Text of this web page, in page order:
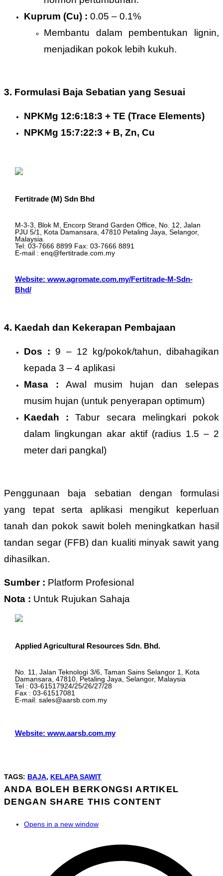
Kuprum (Cu) : 0.05 – 0.1%
Membantu dalam pembentukan lignin,
menjadikan pokok lebih kukuh.
3. Formulasi Baja Sebatian yang Sesuai
NPKMg 12:6:18:3 + TE (Trace Elements)
NPKMg 15:7:22:3 + B, Zn, Cu
Fertitrade (M) Sdn Bhd
M-3-3, Blok M, Encorp Strand Garden Office, No. 12, Jalan
PJU 5/1, Kota Damansara, 47810 Petaling Jaya, Selangor,
Malaysia.
Tel: 03-7666 8899 Fax: 03-7666 8891
E-mail : enq@fertitrade.com.my
Website: www.agromate.com.my/Fertitrade-M-Sdn-
Bhd/
4. Kaedah dan Kekerapan Pembajaan
Dos : 9 – 12 kg/pokok/tahun, dibahagikan
kepada 3 – 4 aplikasi
Masa : Awal musim hujan dan selepas
musim hujan (untuk penyerapan optimum)
Kaedah : Tabur secara melingkari pokok
dalam lingkungan akar aktif (radius 1.5 – 2
meter dari pangkal)
Penggunaan baja sebatian dengan formulasi
yang tepat serta aplikasi mengikut keperluan
tanah dan pokok sawit boleh meningkatkan hasil
tandan segar (FFB) dan kualiti minyak sawit yang
dihasilkan.
Sumber : Platform Profesional
Nota : Untuk Rujukan Sahaja
Applied Agricultural Resources Sdn. Bhd.
No. 11, Jalan Teknologi 3/6, Taman Sains Selangor 1, Kota
Damansara, 47810, Petaling Jaya, Selangor, Malaysia
Tel : 03-61517924/25/26/27/28
Fax : 03-61517081
E-mail: sales@aarsb.com.my
Website: www.aarsb.com.my
TAGS: BAJA, KELAPA SAWIT
ANDA BOLEH BERKONGSI ARTIKEL
DENGAN SHARE THIS CONTENT
Opens in a new window